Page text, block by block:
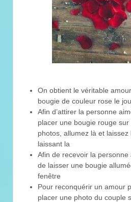
On obtient le véritable
bougie de couleur rose le
Afin d’attirer la personne
placer une bougie rouge sur
photos, allumez là et
laissant la
Afin de recevoir la personne
de laisser une bougie
fenêtre
Pour reconquérir un amour
placer une photo du couple